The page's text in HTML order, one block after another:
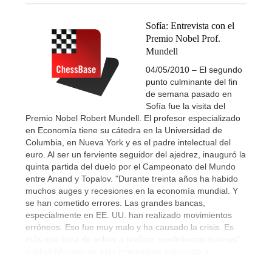
Sofía: Entrevista con el
Premio Nobel Prof.
Mundell
04/05/2010 – El segundo
punto culminante del fin
de semana pasado en
Sofía fue la visita del
Premio Nobel Robert Mundell. El profesor especializado
en Economía tiene su cátedra en la Universidad de
Columbia, en Nueva York y es el padre intelectual del
euro. Al ser un ferviente seguidor del ajedrez, inauguró la
quinta partida del duelo por el Campeonato del Mundo
entre Anand y Topalov. "Durante treinta años ha habido
muchos auges y recesiones en la economía mundial. Y
se han cometido errores. Las grandes bancas,
especialmente en EE. UU. han realizado movimientos
erróneos. Eso fue muy malo y ha causado la crisis. Es